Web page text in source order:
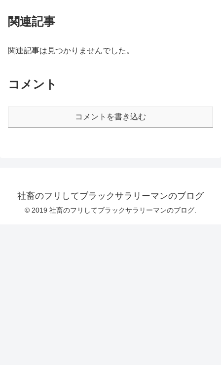
関連記事
関連記事は見つかりませんでした。
コメント
コメントを書き込む
社畜のフリしてブラックサラリーマンのブログ
© 2019 社畜のフリしてブラックサラリーマンのブログ.